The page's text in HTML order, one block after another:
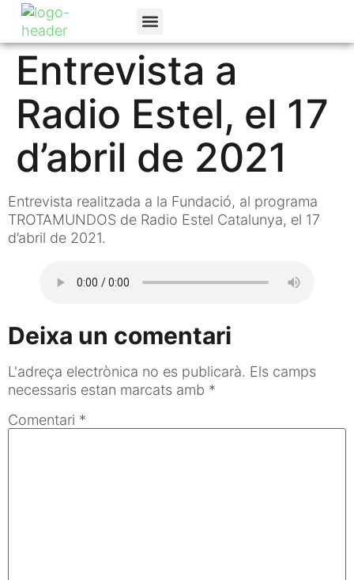
Entrevista a
Radio Estel, el 17
d’abril de 2021
Entrevista realitzada a la Fundació, al programa
TROTAMUNDOS de Radio Estel Catalunya, el 17
d’abril de 2021.
Deixa un comentari
L'adreça electrònica no es publicarà. Els camps
necessaris estan marcats amb *
Comentari *